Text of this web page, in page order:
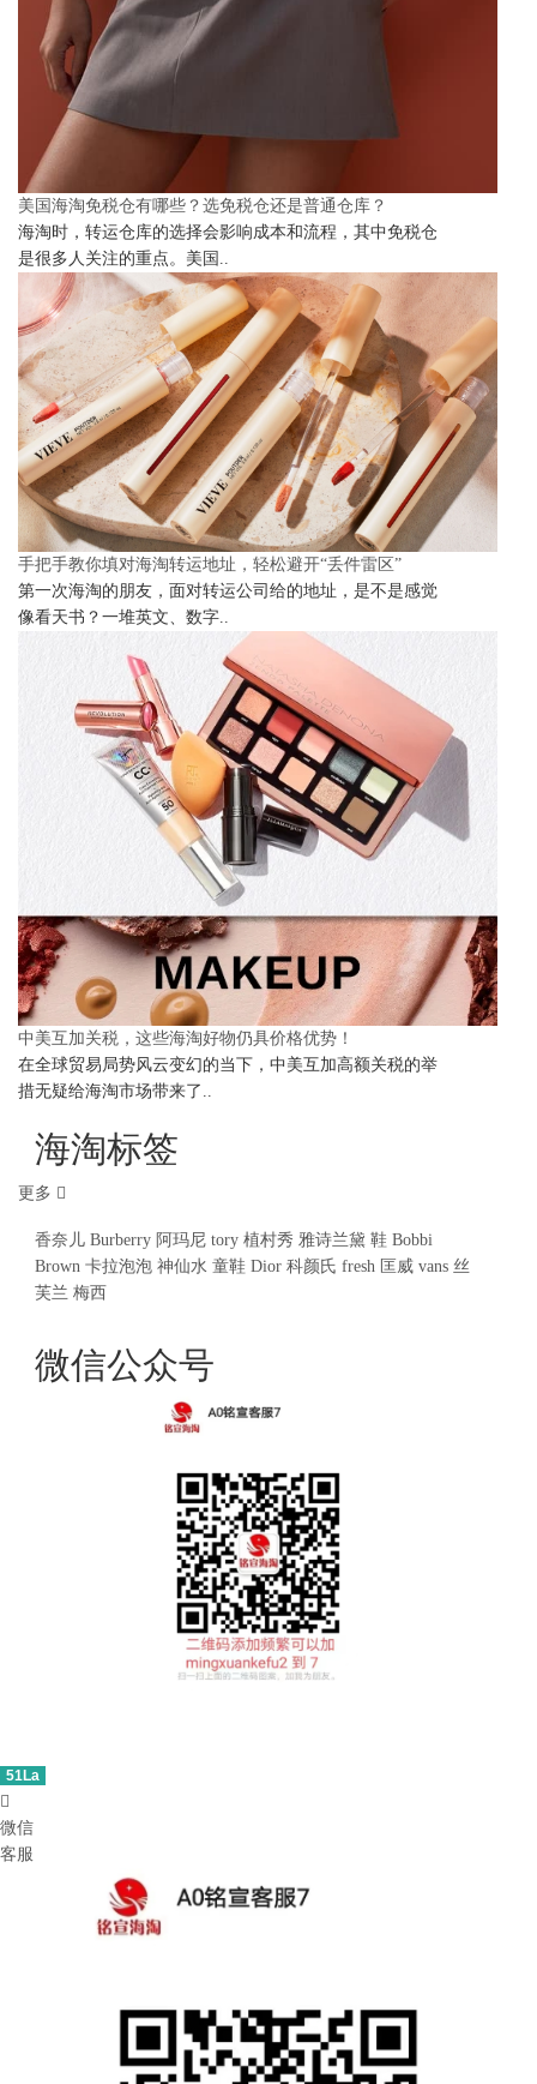
美国海淘免税仓有哪些？选免税仓还是普通仓库？
海淘时，转运仓库的选择会影响成本和流程，其中免税仓
是很多人关注的重点。美国..
手把手教你填对海淘转运地址，轻松避开“丢件雷区”
第一次海淘的朋友，面对转运公司给的地址，是不是感觉
像看天书？一堆英文、数字..
中美互加关税，这些海淘好物仍具价格优势！
在全球贸易局势风云变幻的当下，中美互加高额关税的举
措无疑给海淘市场带来了..
海淘标签
更多
香奈儿 Burberry 阿玛尼 tory 植村秀 雅诗兰黛 鞋 Bobbi
Brown 卡拉泡泡 神仙水 童鞋 Dior 科颜氏 fresh 匡威 vans 丝
芙兰 梅西
微信公众号
51La

微信
客服